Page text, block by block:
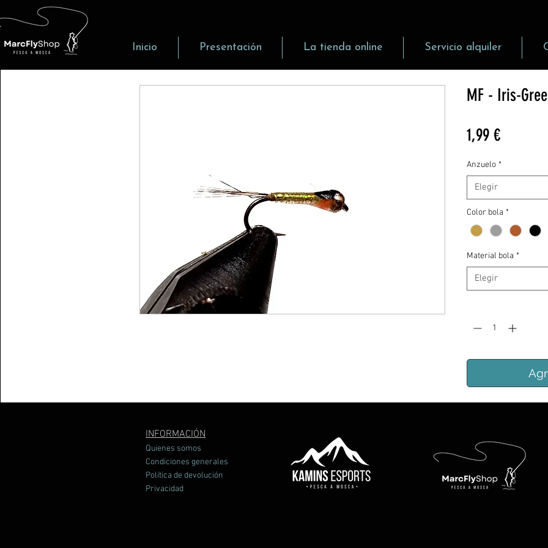
Inicio Presentación La tienda online Servicio alquiler
MF - Iris-
1,99 €Precio
Anzuelo *
Elegir
Color bola *
Material bola *
Elegir
INFORMACIÓN
Quienes somos
Condiciones generales
Política de devolución
Privacidad